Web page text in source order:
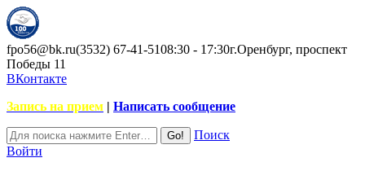
fpo56@bk.ru(3532) 67-41-5108:30 - 17:30г.Оренбург, проспект
Победы 11
ВКонтакте
Запись на прием | Написать сообщение
Поиск
Войти